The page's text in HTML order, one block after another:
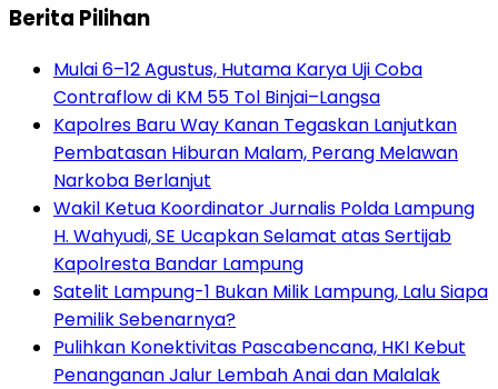
Berita Pilihan
Mulai 6–12 Agustus, Hutama Karya Uji Coba
Contraflow di KM 55 Tol Binjai–Langsa
Kapolres Baru Way Kanan Tegaskan Lanjutkan
Pembatasan Hiburan Malam, Perang Melawan
Narkoba Berlanjut
Wakil Ketua Koordinator Jurnalis Polda Lampung
H. Wahyudi, SE Ucapkan Selamat atas Sertijab
Kapolresta Bandar Lampung
Satelit Lampung-1 Bukan Milik Lampung, Lalu Siapa
Pemilik Sebenarnya?
Pulihkan Konektivitas Pascabencana, HKI Kebut
Penanganan Jalur Lembah Anai dan Malalak